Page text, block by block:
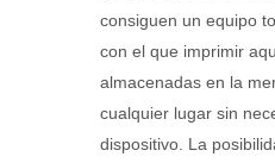
consiguen un equipo
con el que imprimir
almacenadas en la
cualquier lugar sin
dispositivo. La